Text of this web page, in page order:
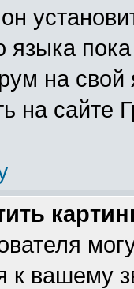
языка
на
на сайте
к вашему